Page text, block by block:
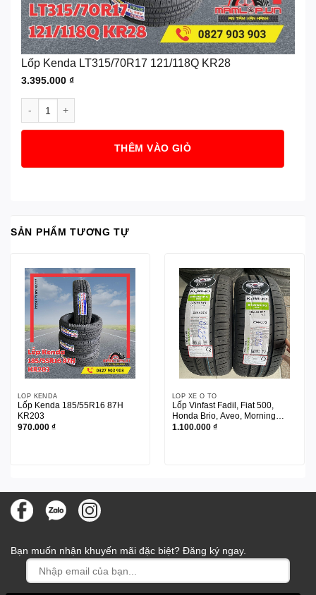
Lốp Kenda LT315/70R17 121/118Q KR28
3.395.000 ₫
THÊM VÀO GIỎ
SẢN PHẨM TƯƠNG TỰ
LỐP KENDA
Lốp Kenda 185/55R16 87H
KR203
970.000 ₫
LỐP XE Ô TÔ
Lốp Vinfast Fadil, Fiat 500,
Honda Brio, Aveo, Morning
Kumho 185/55R15
1.100.000 ₫
Bạn muốn nhận khuyến mãi đặc biệt? Đăng ký ngay.